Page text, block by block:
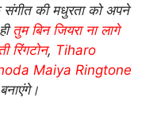
की मधुरता को अपने
तुम बिन जियरा ना लागे
रिंगटोन, Tiharo
Maiya Ringtone